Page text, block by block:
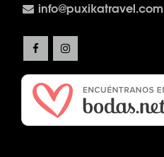
info@puxikatravel.com